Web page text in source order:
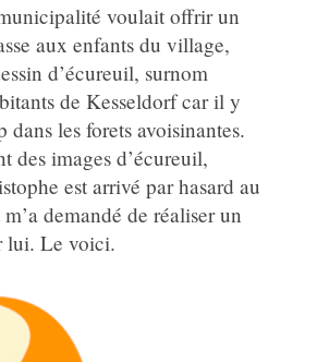
voulait offrir un
aux enfants du village,
d’écureuil, surnom
de Kesseldorf car il y
dans les forets avoisinantes.
des images d’écureuil,
est arrivé par hasard au
demandé de réaliser un
lui. Le voici.